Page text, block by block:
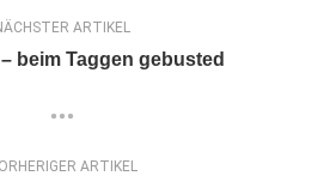
ARTIKEL
beim Taggen gebusted
ARTIKEL